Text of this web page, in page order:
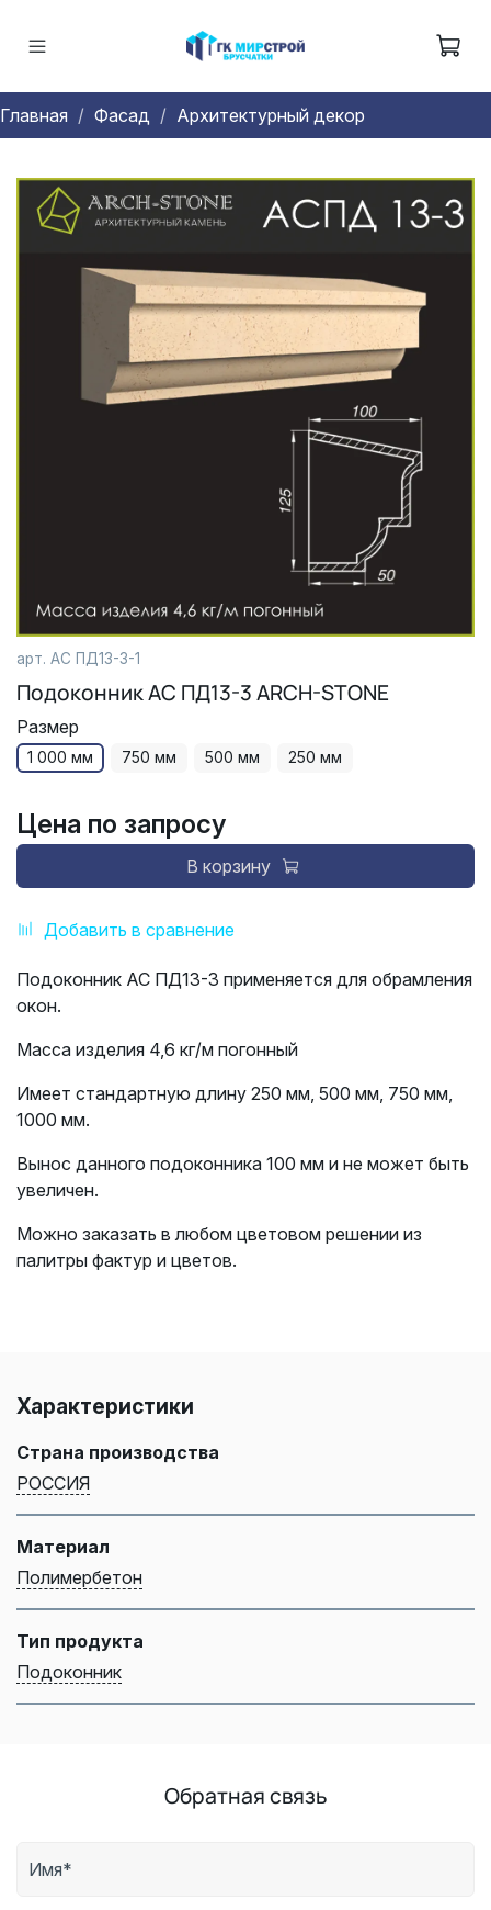
Главная Фасад Архитектурный декор
арт. АС ПД13-3-1
Подоконник АС ПД13-3 ARCH-STONE
Добавить в сравнение
Размер
1 000 мм 750 мм 500 мм 250 мм
Цена по запросу
В корзину
Подоконник АС ПД13-3 применяется для обрамления
окон.
Масса изделия 4,6 кг/м погонный
Имеет стандартную длину 250 мм, 500 мм, 750 мм,
1000 мм.
Вынос данного подоконника 100 мм и не может быть
увеличен.
Можно заказать в любом цветовом решении из
палитры фактур и цветов.
Характеристики
Страна производства
РОССИЯ
Материал
Полимербетон
Тип продукта
Подоконник
Обратная связь